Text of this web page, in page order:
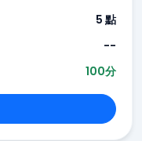
5 點
--
100分